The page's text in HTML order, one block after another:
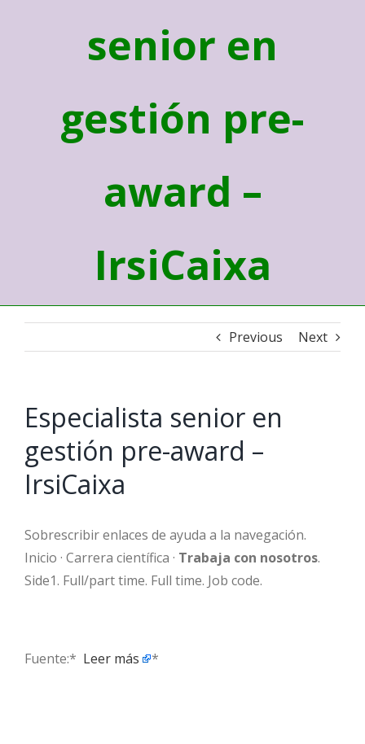
senior en
gestión pre-
award –
IrsiCaixa
Previous Next
Especialista senior en
gestión pre-award –
IrsiCaixa
Sobrescribir enlaces de ayuda a la navegación.
Inicio · Carrera científica · Trabaja con nosotros.
Side1. Full/part time. Full time. Job code.
Fuente:* ​ Leer más *